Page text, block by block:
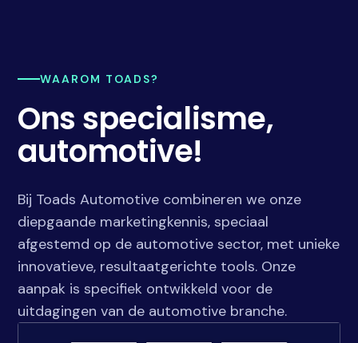
WAAROM TOADS?
Ons specialisme,
automotive!
Bij Toads Automotive combineren we onze
diepgaande marketingkennis, speciaal
afgestemd op de automotive sector, met unieke
innovatieve, resultaatgerichte tools. Onze
aanpak is specifiek ontwikkeld voor de
uitdagingen van de automotive branche.